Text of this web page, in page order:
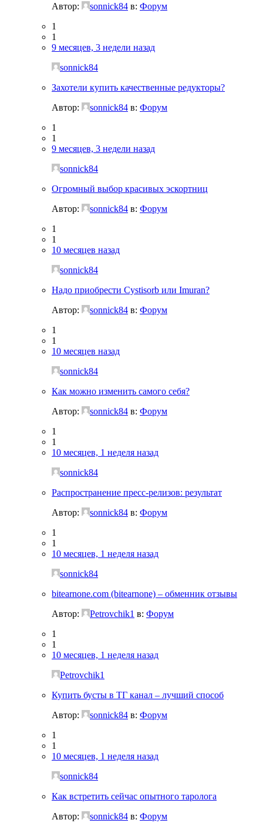
Автор:
sonnick84 в: Форум
1
1
9 месяцев, 3 недели назад
sonnick84
Захотели купить качественные редукторы?
Автор:
sonnick84 в: Форум
1
1
9 месяцев, 3 недели назад
sonnick84
Огромный выбор красивых эскортниц
Автор:
sonnick84 в: Форум
1
1
10 месяцев назад
sonnick84
Надо приобрести Cystisorb или Imuran?
Автор:
sonnick84 в: Форум
1
1
10 месяцев назад
sonnick84
Как можно изменить самого себя?
Автор:
sonnick84 в: Форум
1
1
10 месяцев, 1 неделя назад
sonnick84
Распространение пресс-релизов: результат
Автор:
sonnick84 в: Форум
1
1
10 месяцев, 1 неделя назад
sonnick84
bitearnone.com (bitearnone) – обменник отзывы
Автор:
Petrovchik1 в: Форум
1
1
10 месяцев, 1 неделя назад
Petrovchik1
Купить бусты в ТГ канал – лучший способ
Автор:
sonnick84 в: Форум
1
1
10 месяцев, 1 неделя назад
sonnick84
Как встретить сейчас опытного таролога
Автор:
sonnick84 в: Форум